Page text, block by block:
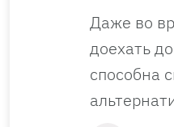
Даже во
доехать
способна